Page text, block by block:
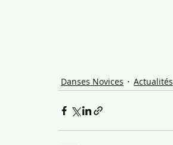
Danses Novices Actualités